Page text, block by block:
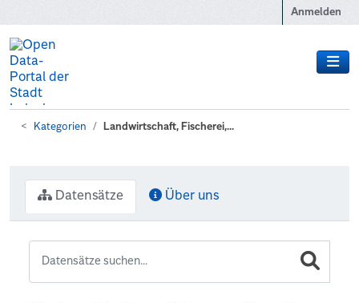
Anmelden
Kategorien Landwirtschaft, Fischerei,...
Datensätze Über uns